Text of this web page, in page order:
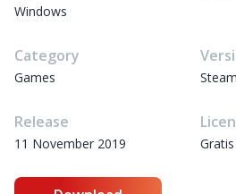
Windows
Category
Games Steam
Release
11 November 2019 Gratis